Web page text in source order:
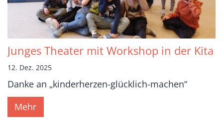
Junges Theater mit Workshop in der Kita
12. Dez. 2025
Danke an „kinderherzen-glücklich-machen“
Mehr